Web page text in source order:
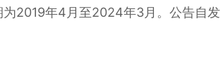
2019年4月至2024年3月。公告自发